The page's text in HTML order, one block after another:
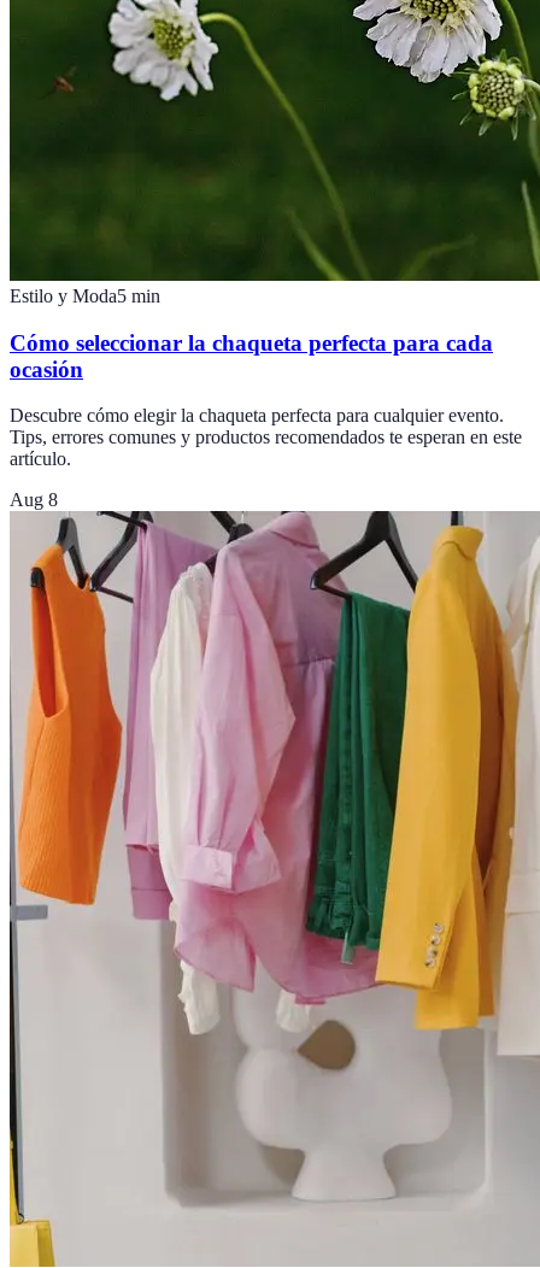
Estilo y Moda5 min
Cómo seleccionar la chaqueta perfecta para cada
ocasión
Descubre cómo elegir la chaqueta perfecta para cualquier evento.
Tips, errores comunes y productos recomendados te esperan en este
artículo.
Aug 8